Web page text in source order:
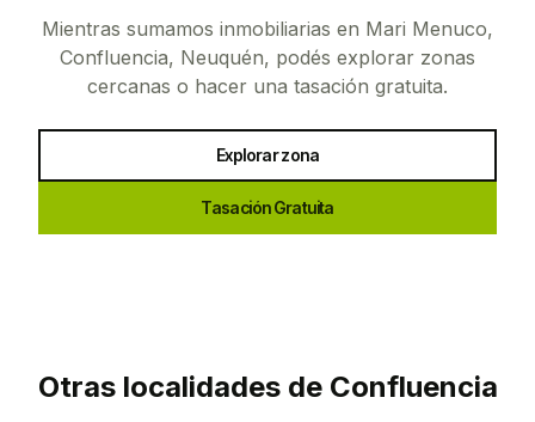
Mientras sumamos inmobiliarias en Mari Menuco,
Confluencia, Neuquén, podés explorar zonas
cercanas o hacer una tasación gratuita.
Explorar zona
Tasación Gratuita
Otras localidades de Confluencia